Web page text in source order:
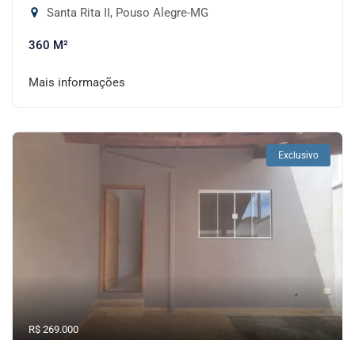
Santa Rita II, Pouso Alegre-MG
360 M²
Mais informações
Exclusivo
R$ 269.000